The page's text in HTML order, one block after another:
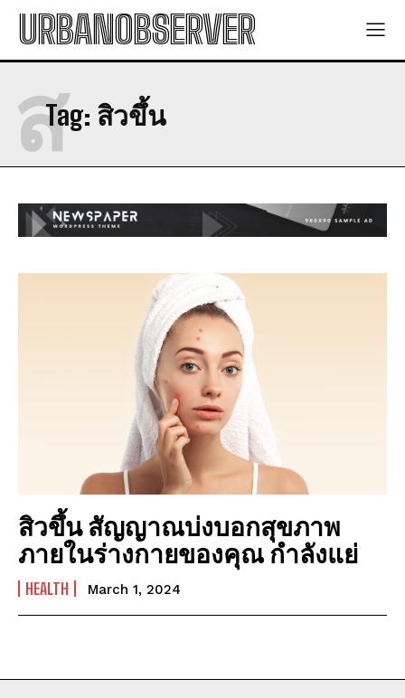
URBANOBSERVER
Tag: สิวขึ้น
ส
สิวขึ้น สัญญาณบ่งบอกสุขภาพ
ภายในร่างกายของคุณ กำลังแย่
HEALTH March 1, 2024